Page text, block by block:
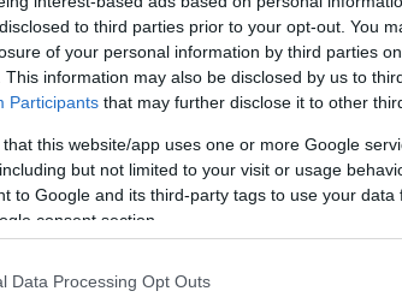
to third parties prior to your opt-out. You
of your personal information by third parties
This information may also be disclosed by us to
Participants that may further disclose it to other
that this website/app uses one or more Google
but not limited to your visit or usage
to Google and its third-party tags to use your
consent section.
Data Processing Opt Outs
μέσω πολιτικής έντασης στο